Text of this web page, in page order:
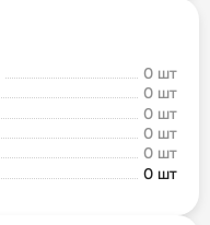
0 шт
0 шт
0 шт
0 шт
0 шт
0 шт